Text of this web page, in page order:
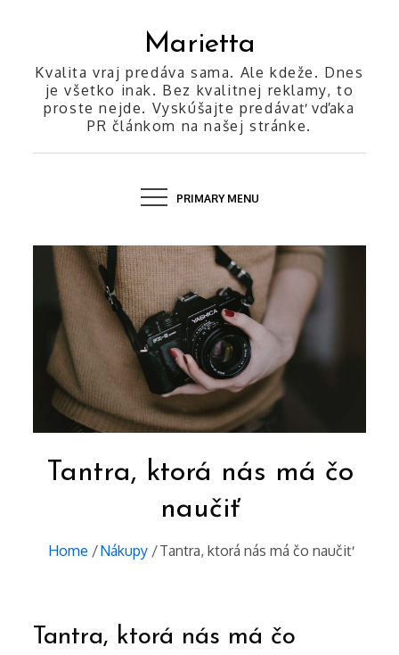
Marietta
Kvalita vraj predáva sama. Ale kdeže. Dnes
je všetko inak. Bez kvalitnej reklamy, to
proste nejde. Vyskúšajte predávať vďaka
PR článkom na našej stránke.
PRIMARY MENU
Tantra, ktorá nás má čo
naučiť
Home Nákupy Tantra, ktorá nás má čo naučiť
Tantra, ktorá nás má čo